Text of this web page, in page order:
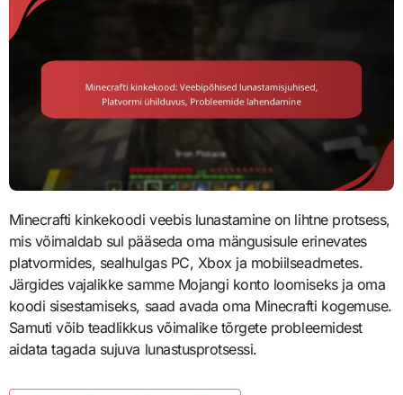
Minecrafti kinkekoodi veebis lunastamine on lihtne protsess,
mis võimaldab sul pääseda oma mängusisule erinevates
platvormides, sealhulgas PC, Xbox ja mobiilseadmetes.
Järgides vajalikke samme Mojangi konto loomiseks ja oma
koodi sisestamiseks, saad avada oma Minecrafti kogemuse.
Samuti võib teadlikkus võimalike tõrgete probleemidest
aidata tagada sujuva lunastusprotsessi.